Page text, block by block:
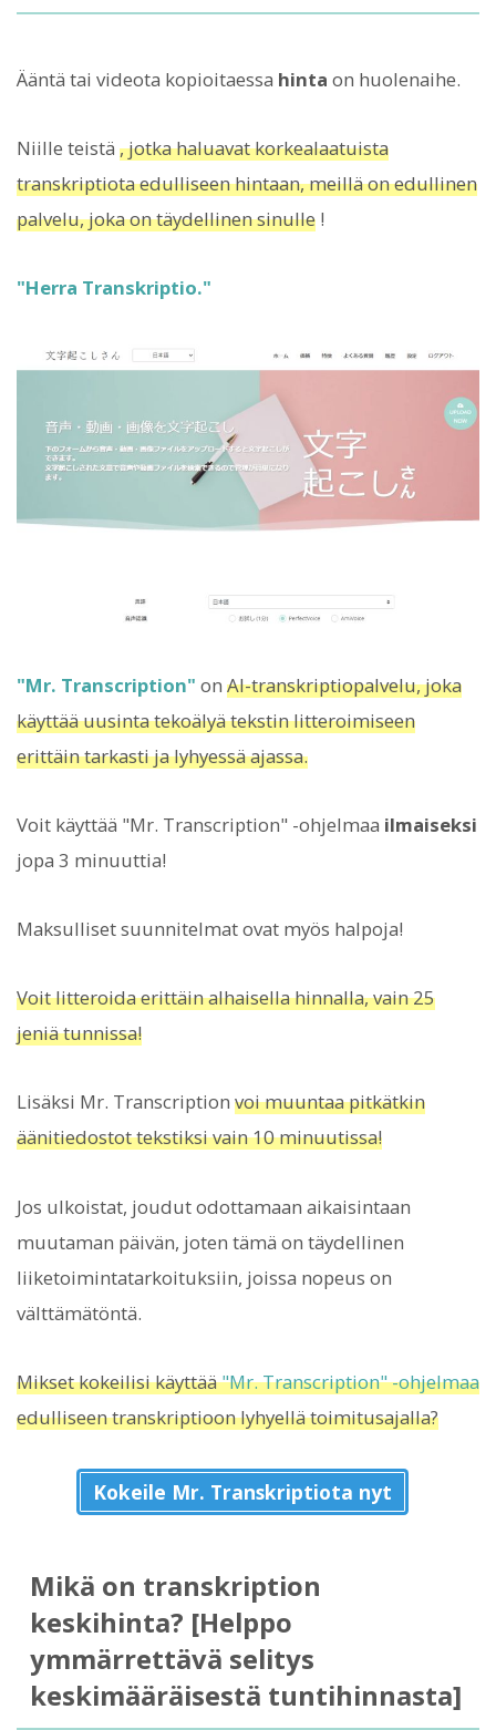
Ääntä tai videota kopioitaessa hinta on huolenaihe.
Niille teistä , jotka haluavat korkealaatuista
transkriptiota edulliseen hintaan, meillä on edullinen
palvelu, joka on täydellinen sinulle !
"Herra Transkriptio."
"Mr. Transcription" on AI-transkriptiopalvelu, joka
käyttää uusinta tekoälyä tekstin litteroimiseen
erittäin tarkasti ja lyhyessä ajassa.
Voit käyttää "Mr. Transcription" -ohjelmaa ilmaiseksi
jopa 3 minuuttia!
Maksulliset suunnitelmat ovat myös halpoja!
Voit litteroida erittäin alhaisella hinnalla, vain 25
jeniä tunnissa!
Lisäksi Mr. Transcription voi muuntaa pitkätkin
äänitiedostot tekstiksi vain 10 minuutissa!
Jos ulkoistat, joudut odottamaan aikaisintaan
muutaman päivän, joten tämä on täydellinen
liiketoimintatarkoituksiin, joissa nopeus on
välttämätöntä.
Mikset kokeilisi käyttää"Mr. Transcription" -ohjelmaa
edulliseen transkriptioon lyhyellä toimitusajalla?
Kokeile Mr. Transkriptiota nyt
Mikä on transkription
keskihinta? [Helppo
ymmärrettävä selitys
keskimääräisestä tuntihinnasta]